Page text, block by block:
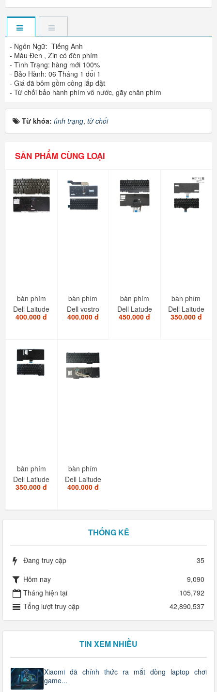
- Ngôn Ngữ: Tiếng Anh
- Màu Đen , Zin có đèn phím
- Tình Trạng: hàng mới 100%
- Bảo Hành: 06 Tháng 1 đổi 1
- Giá đã bôm gồm công lắp đặt
- Từ chối bảo hành phím vô nước, gãy chân phím
Từ khóa: tình trạng, từ chối
SẢN PHẨM CÙNG LOẠI
bàn phím
Dell Laitude
3340
400.000 đ
bàn phím
Dell vostro
7460
400.000 đ
bàn phím
Dell Latude
E7450
450.000 đ
bàn phím
Dell Laitude
E7250
350.000 đ
bàn phím
Dell Latiude
E7240
350.000 đ
bàn phím
Dell Laitude
E5540
400.000 đ
THỐNG KÊ
Đang truy cập
35
Hôm nay
9,090
Tháng hiện tại
105,792
Tổng lượt truy cập
42,890,537
TIN XEM NHIỀU
Xiaomi đã chính thức ra mắt dòng laptop chơi
game...